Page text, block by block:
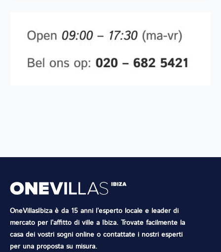
OneVillasIbiza è da 15 anni l’esperto locale e leader di
mercato per l’affitto di ville a Ibiza. Trovate facilmente la
casa dei vostri sogni online o contattate i nostri esperti
per una proposta su misura.